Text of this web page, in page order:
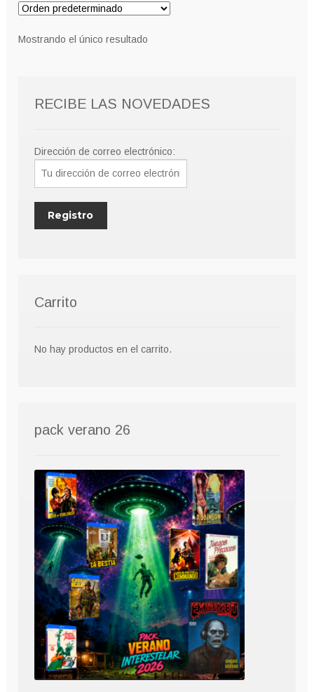
Mostrando el único resultado
RECIBE LAS NOVEDADES
Dirección de correo electrónico:
Carrito
No hay productos en el carrito.
pack verano 26